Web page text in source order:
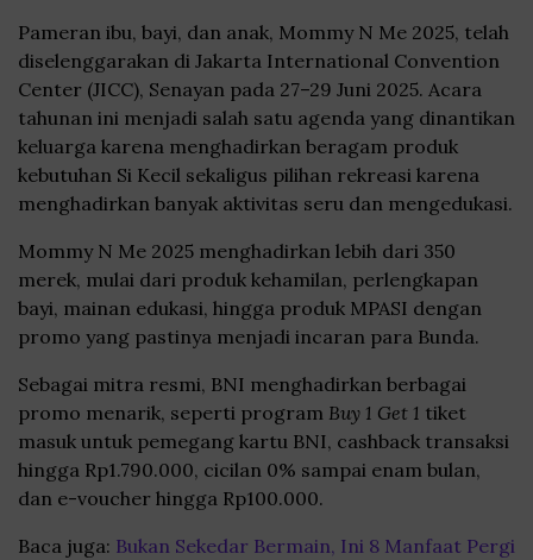
Pameran ibu, bayi, dan anak, Mommy N Me 2025, telah
diselenggarakan di Jakarta International Convention
Center (JICC), Senayan pada 27–29 Juni 2025. Acara
tahunan ini menjadi salah satu agenda yang dinantikan
keluarga karena menghadirkan beragam produk
kebutuhan Si Kecil sekaligus pilihan rekreasi karena
menghadirkan banyak aktivitas seru dan mengedukasi.
Mommy N Me 2025 menghadirkan lebih dari 350
merek, mulai dari produk kehamilan, perlengkapan
bayi, mainan edukasi, hingga produk MPASI dengan
promo yang pastinya menjadi incaran para Bunda.
Sebagai mitra resmi, BNI menghadirkan berbagai
promo menarik, seperti program Buy 1 Get 1 tiket
masuk untuk pemegang kartu BNI, cashback transaksi
hingga Rp1.790.000, cicilan 0% sampai enam bulan,
dan e-voucher hingga Rp100.000.
Baca juga: Bukan Sekedar Bermain, Ini 8 Manfaat Pergi